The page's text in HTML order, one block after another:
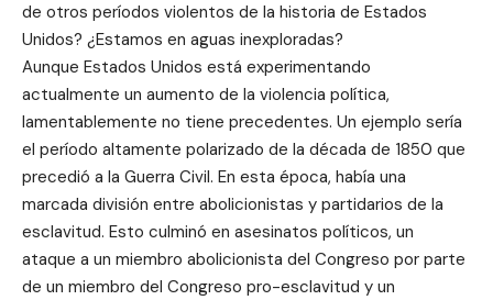
de otros períodos violentos de la historia de Estados
Unidos? ¿Estamos en aguas inexploradas?
Aunque Estados Unidos está experimentando
actualmente un aumento de la violencia política,
lamentablemente no tiene precedentes. Un ejemplo sería
el período altamente polarizado de la década de 1850 que
precedió a la Guerra Civil. En esta época, había una
marcada división entre abolicionistas y partidarios de la
esclavitud. Esto culminó en asesinatos políticos, un
ataque a un miembro abolicionista del Congreso por parte
de un miembro del Congreso pro-esclavitud y un